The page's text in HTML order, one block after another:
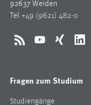
92637 Weiden
Tel +49 (9621) 482-0
RSS YouTubeXing
Fragen zum Studium
Studiengänge
Zweck:
Conversion-Tracking
Cookie Laufzeit:
3 Monate
EXTERNE
Um Inhalte von